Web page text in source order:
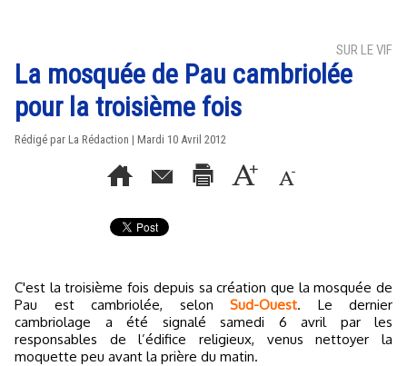
SUR LE VIF
La mosquée de Pau cambriolée
pour la troisième fois
Rédigé par La Rédaction | Mardi 10 Avril 2012
C'est la troisième fois depuis sa création que la mosquée de
Pau est cambriolée, selon Sud-Ouest. Le dernier
cambriolage a été signalé samedi 6 avril par les
responsables de l’édifice religieux, venus nettoyer la
moquette peu avant la prière du matin.